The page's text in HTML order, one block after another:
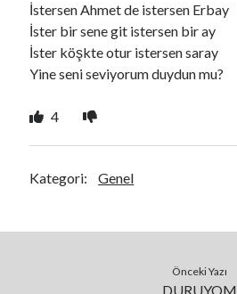
İstersen Ahmet de istersen Erbay
İster bir sene git istersen bir ay
İster köşkte otur istersen saray
Yine seni seviyorum duydun mu?
4
Kategori: Genel
Önceki Yazı
DURUYOM